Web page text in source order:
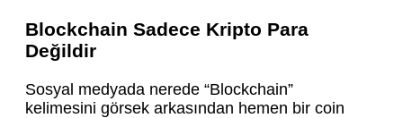
Blockchain Sadece Kripto Para
Değildir
Sosyal medyada nerede “Blockchain”
kelimesini görsek arkasından hemen bir coin